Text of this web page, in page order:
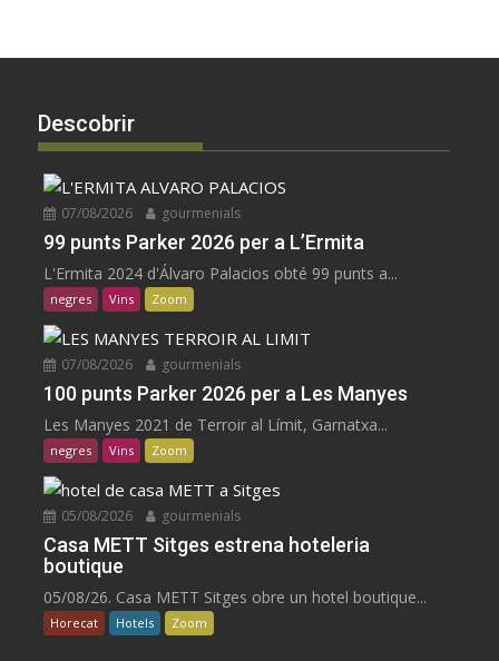
Descobrir
07/08/2026 gourmenials
99 punts Parker 2026 per a L’Ermita
L'Ermita 2024 d'Álvaro Palacios obté 99 punts a...
negres Vins Zoom
07/08/2026 gourmenials
100 punts Parker 2026 per a Les Manyes
Les Manyes 2021 de Terroir al Límit, Garnatxa...
negres Vins Zoom
05/08/2026 gourmenials
Casa METT Sitges estrena hoteleria
boutique
05/08/26. Casa METT Sitges obre un hotel boutique...
Horecat Hotels Zoom